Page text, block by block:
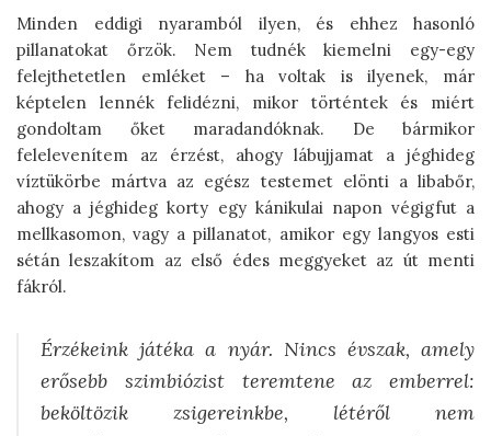
Minden eddigi nyaramból ilyen, és ehhez hasonló
pillanatokat őrzök. Nem tudnék kiemelni egy-egy
felejthetetlen emléket – ha voltak is ilyenek, már
képtelen lennék felidézni, mikor történtek és miért
gondoltam őket maradandóknak. De bármikor
felelevenítem az érzést, ahogy lábujjamat a jéghideg
víztükörbe mártva az egész testemet elönti a libabőr,
ahogy a jéghideg korty egy kánikulai napon végigfut a
mellkasomon, vagy a pillanatot, amikor egy langyos esti
sétán leszakítom az első édes meggyeket az út menti
fákról.
Érzékeink játéka a nyár. Nincs évszak, amely
erősebb szimbiózist teremtene az emberrel:
beköltözik zsigereinkbe, létéről nem